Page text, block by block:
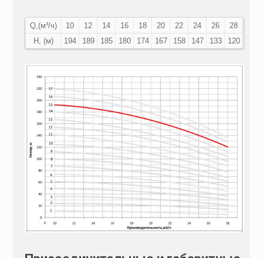
Q,(м³/ч) 10 12 14 16 18 20 22 24 26
28
Н, (м)
194 189 185 180 174 167 158 147 133 120